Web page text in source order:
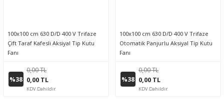
100x100 cm 630 D/D 400 V Trifaze
Çift Taraf Kafesli Aksiyal Tip Kutu
Fanı
%38
0,00 TL
0,00 TL
KDV Dahildir
100x100 cm 630 D/D 400 V Trifaze
Otomatik Panjurlu Aksiyal Tip Kutu
Fanı
%38
0,00 TL
0,00 TL
KDV Dahildir